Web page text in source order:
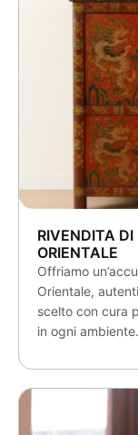
RIVENDITA DI
ORIENTALE
Offriamo
Orientale,
scelto con cura
in ogni ambiente.